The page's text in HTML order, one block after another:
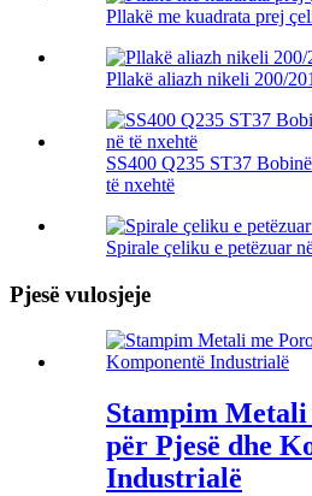
Pllakë me kuadrata prej
Pllakë aliazh nikeli 200/201
SS400 Q235 ST37
të nxehtë
Spirale çeliku e petëzuar
Pjesë vulosjeje
Stampim Metali
për Pjesë dhe
Industrialë